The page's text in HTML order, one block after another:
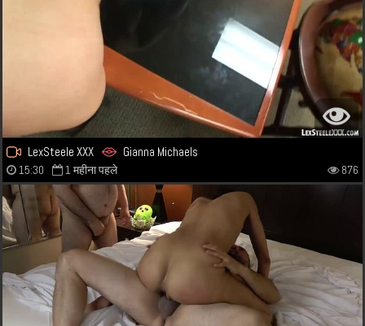
LexSteele XXX Gianna Michaels
15:30 1 महीना पहले 876